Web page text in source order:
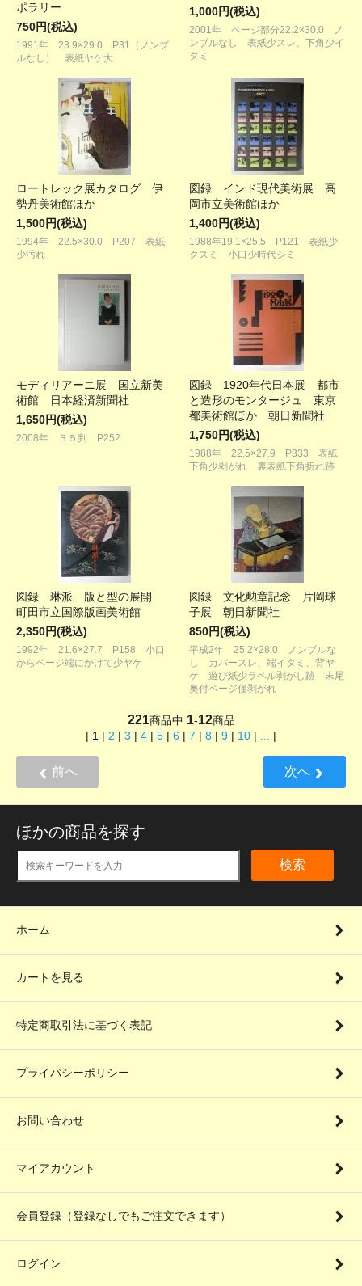
ポラリー
750円(税込)
1991年 23.9×29.0 P31（ノンブ
ルなし） 表紙ヤケ大
1,000円(税込)
2001年 ページ部分22.2×30.0 ノ
ンブルなし 表紙少スレ、下角少イ
タミ
ロートレック展カタログ 伊
勢丹美術館ほか
1,500円(税込)
1994年 22.5×30.0 P207 表紙
少汚れ
図録 インド現代美術展 高
岡市立美術館ほか
1,400円(税込)
1988年19.1×25.5 P121 表紙少
クスミ 小口少時代シミ
モディリアーニ展 国立新美
術館 日本経済新聞社
1,650円(税込)
2008年 Ｂ５判 P252
図録 1920年代日本展 都市
と造形のモンタージュ 東京
都美術館ほか 朝日新聞社
1,750円(税込)
1988年 22.5×27.9 P333 表紙
下角少剥がれ 裏表紙下角折れ跡
図録 琳派 版と型の展開
町田市立国際版画美術館
2,350円(税込)
1992年 21.6×27.7 P158 小口
からページ端にかけて少ヤケ
図録 文化勲章記念 片岡球
子展 朝日新聞社
850円(税込)
平成2年 25.2×28.0 ノンブルな
し カバースレ、端イタミ、背ヤ
ケ 遊び紙少ラベル剥がし跡 末尾
奥付ページ僅剥がれ
221商品中 1-12商品
| 1 | 2 | 3 | 4 | 5 | 6 | 7 | 8 | 9 | 10 | ... |
前へ 次へ
ほかの商品を探す
検索
ホーム
カートを見る
特定商取引法に基づく表記
プライバシーポリシー
お問い合わせ
マイアカウント
会員登録（登録なしでもご注文できます）
ログイン